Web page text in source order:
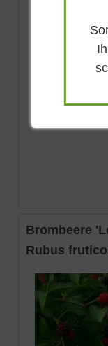
Brombeere
Rubus